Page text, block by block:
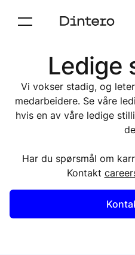
Ledige
Vi vokser stadig, og
medarbeidere. Se våre
hvis en av våre ledige
Har du spørsmål om
Kontakt